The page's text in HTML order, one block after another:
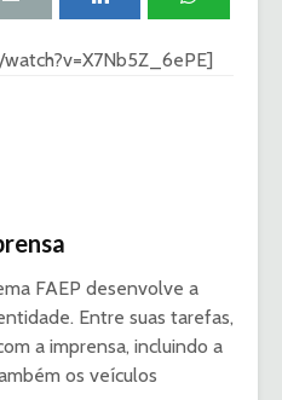
FAEP desenvolve a
Entre suas tarefas,
a imprensa, incluindo a
os veículos